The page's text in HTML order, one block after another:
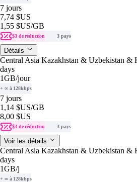
7 jours
7,74 $US
1,55 $US/GB
$3 de réduction 3 pays
Détails
Central Asia Kazakhstan & Uzbekistan &
days
1GB/jour
+ ∞ à 128kbps
7 jours
1,14 $US/GB
8,00 $US
$3 de réduction 3 pays
Voir les détails
Central Asia Kazakhstan & Uzbekistan &
days
1GB/j
+ ∞ à 128kbps